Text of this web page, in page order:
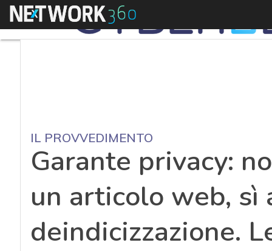
Menu
IL PROVVEDIMENTO
Garante privacy:
un articolo web, sì
deindicizzazione.